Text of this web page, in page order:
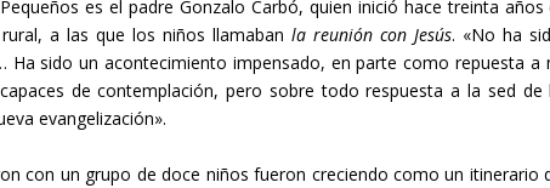
es el padre Gonzalo Carbó, quien inició hace treinta años
a las que los niños llamaban la reunión con Jesús. «No ha
sido un acontecimiento impensado, en parte como repuesta a
de contemplación, pero sobre todo respuesta a la sed
evangelización».
con un grupo de doce niños fueron creciendo como un itinerario